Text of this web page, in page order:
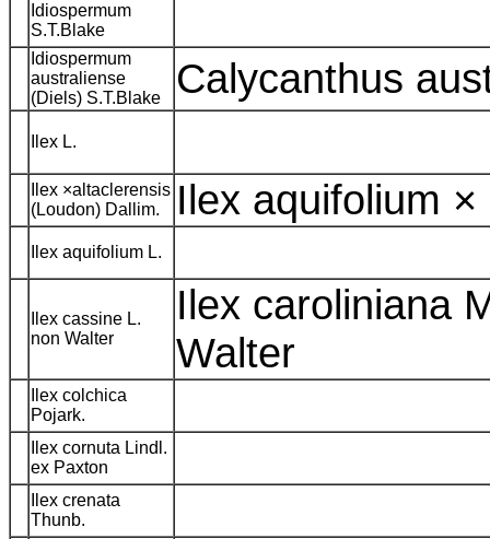
Idiospermum
S.T.Blake
Idiospermum
australiense
(Diels) S.T.Blake
Calycanthus
Ilex L.
Ilex ×altaclerensis
(Loudon) Dallim.
Ilex aquifolium
Ilex aquifolium L.
Ilex cassine L.
non Walter
Ilex caroliniana
Walter
Ilex colchica
Pojark.
Ilex cornuta Lindl.
ex Paxton
Ilex crenata
Thunb.